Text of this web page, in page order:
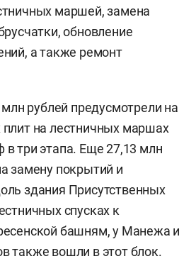
маршей, замена
обновление
а также ремонт
млн рублей предусмотрели на
на лестничных маршах
три этапа. Еще 27,13 млн
замену покрытий и
здания Присутственных
спусках к
башням, у Манежа и
также вошли в этот блок.